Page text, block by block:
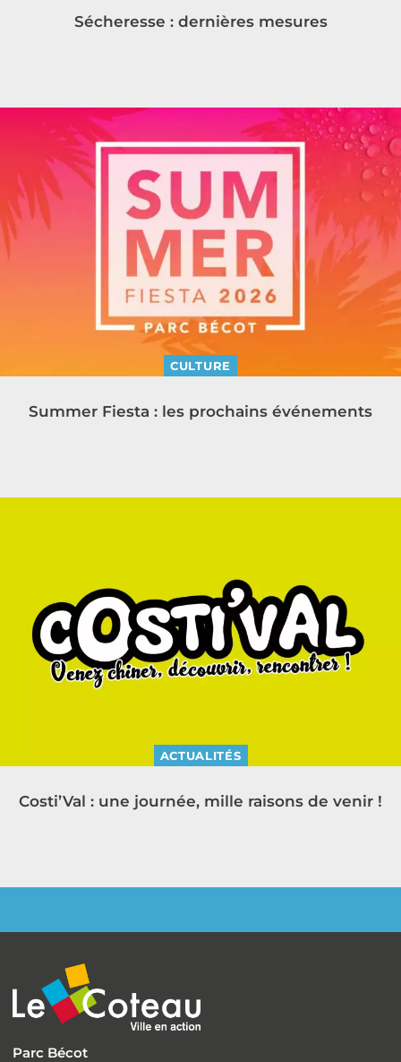
Sécheresse : dernières mesures
CULTURE
Summer Fiesta : les prochains événements
ACTUALITÉS
Costi’Val : une journée, mille raisons de venir !
Parc Bécot